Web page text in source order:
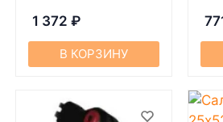
1 372 ₽
В КОРЗИНУ